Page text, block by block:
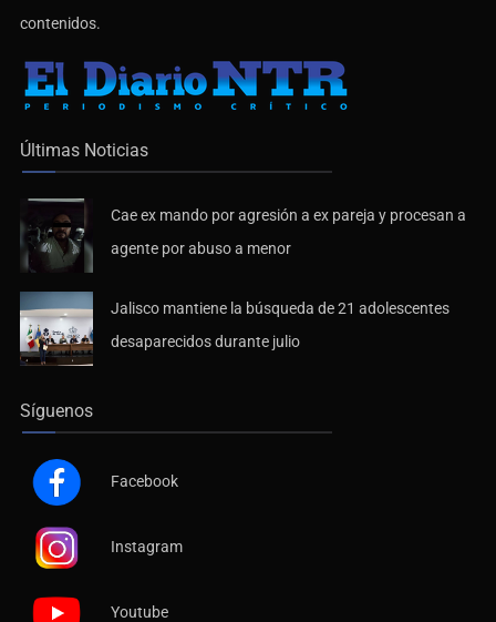
contenidos.
Últimas Noticias
Cae ex mando por agresión a ex pareja y procesan a
agente por abuso a menor
Jalisco mantiene la búsqueda de 21 adolescentes
desaparecidos durante julio
Síguenos
Facebook
Instagram
Youtube